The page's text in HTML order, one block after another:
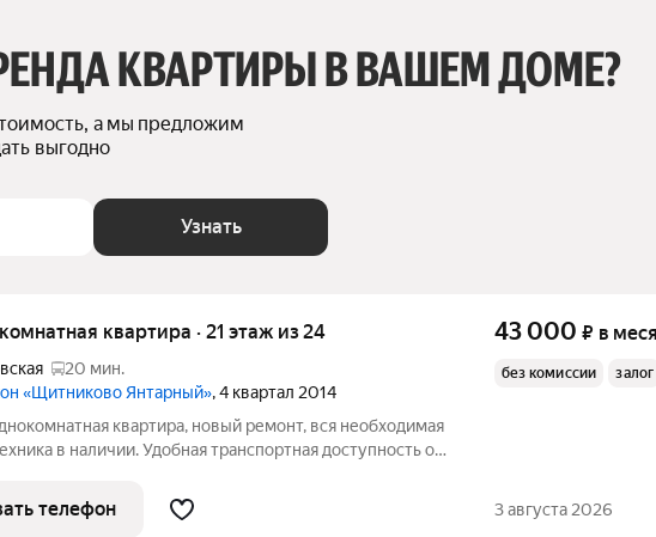
КВАРТИРЫ В ВАШЕМ ДОМЕ?
а мы предложим
выгодно
Узнать
комнатная квартира · 21 этаж из 24
20 мин.
«Щитниково Янтарный», 4 квартал 2014
квартира, новый ремонт, вся необходимая
в наличии. Удобная транспортная доступность от
43 000 ₽ в
без комиссии залог
телефон 3 августа 2026